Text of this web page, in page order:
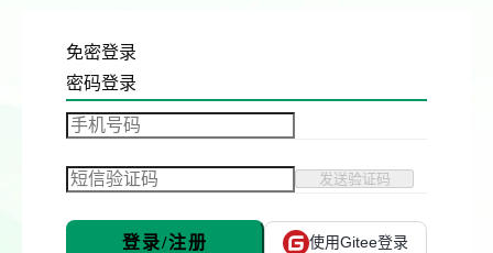
免密登录
密码登录
发送验证码
登录/注册 使用Gitee登录